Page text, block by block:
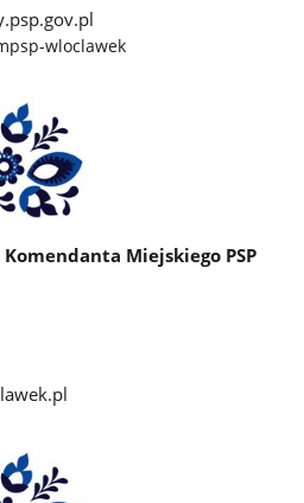
wloclawek
Miejskiego PSP